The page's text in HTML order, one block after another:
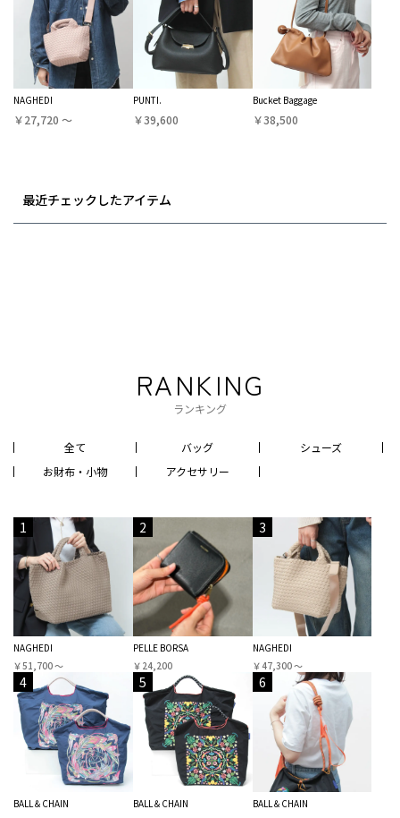
NAGHEDI
￥27,720 〜
PUNTI.
￥39,600
Bucket Baggage
￥38,500
最近チェックしたアイテム
RANKING
ランキング
全て バッグ
シューズ
お財布・小物
アクセサリー
1
NAGHEDI
￥51,700 〜
2
PELLE BORSA
￥24,200
3
NAGHEDI
￥47,300 〜
4
BALL＆CHAIN
5
BALL＆CHAIN
6
BALL＆CHAIN